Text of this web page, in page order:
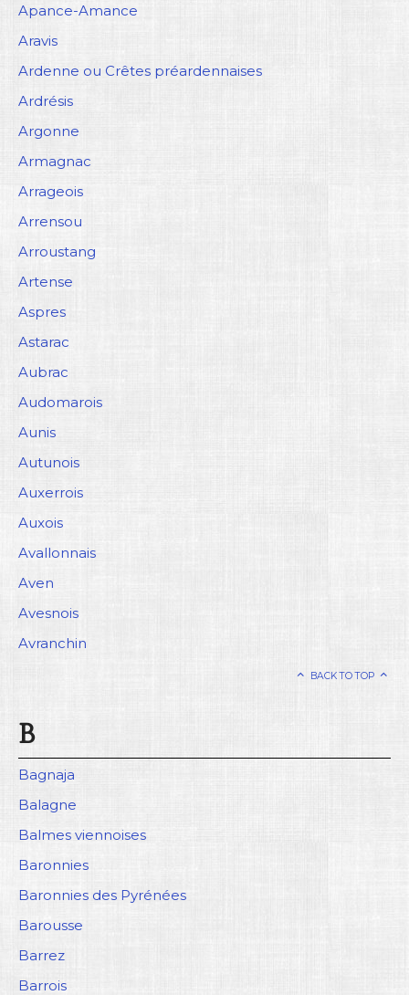
Apance-Amance
Aravis
Ardenne ou Crêtes préardennaises
Ardrésis
Argonne
Armagnac
Arrageois
Arrensou
Arroustang
Artense
Aspres
Astarac
Aubrac
Audomarois
Aunis
Autunois
Auxerrois
Auxois
Avallonnais
Aven
Avesnois
Avranchin
BACK TO TOP
B
Bagnaja
Balagne
Balmes viennoises
Baronnies
Baronnies des Pyrénées
Barousse
Barrez
Barrois